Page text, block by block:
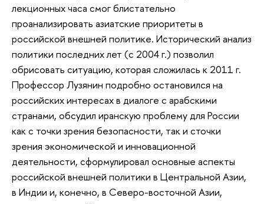
лекционных часа смог блистательно
проанализировать азиатские приоритеты в
российской внешней политике. Исторический анализ
политики последних лет (с 2004 г.) позволил
обрисовать ситуацию, которая сложилась к 2011 г.
Профессор Лузянин подробно остановился на
российских интересах в диалоге с арабскими
странами, обсудил иранскую проблему для России
как с точки зрения безопасности, так и сточки
зрения экономической и инновационной
деятельности, сформулировал основные аспекты
российской внешней политики в Центральной Азии,
в Индии и, конечно, в Северо-восточной Азии,